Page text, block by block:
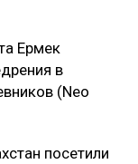
Ермек
в
(Neo
посетили